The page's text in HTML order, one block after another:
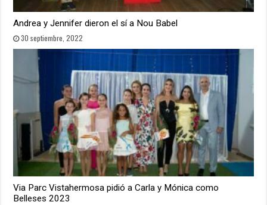
Andrea y Jennifer dieron el sí a Nou Babel
30 septiembre, 2022
Via Parc Vistahermosa pidió a Carla y Mónica como
Belleses 2023